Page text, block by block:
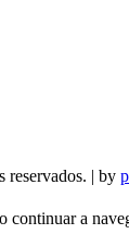
reservados. | by
continuar a